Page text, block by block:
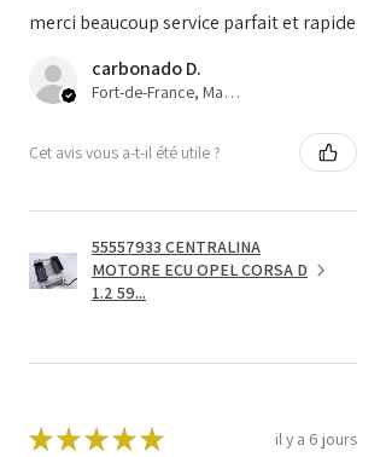
merci beaucoup service parfait et rapide
carbonado D.
Fort-de-France, Martinique
Cet avis vous a-t-il été utile ?
55557933 CENTRALINA
MOTORE ECU OPEL CORSA D
1.2 59...
★★★★★ il y a 6 jours